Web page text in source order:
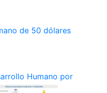
de 50 dólares
Humano por